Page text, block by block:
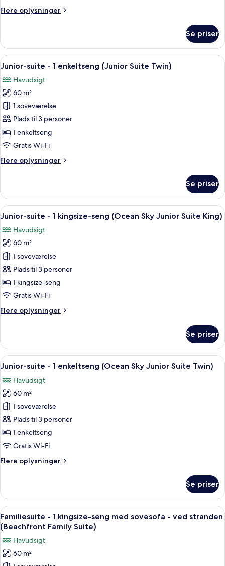
seng
King)
Flere oplysninger
Flere
suite
1
seng
(Junior
Suite
King)
Se priser
Indlæs
alle
billeder
af
Junior-
suite
-
1
(Junior
Junior-suite - 1 enkeltseng (Junior
9
Junior-suite - 1 enkeltseng (Junior Suite Twin)
Havudsigt
60 m²
1 soveværelse
Plads til 3 personer
1 enkeltseng
Gratis Wi-Fi
Flere oplysninger
Flere
suite
1
(Junior
Suite
Twin)
Se priser
Indlæs
alle
billeder
af
Junior-
suite
-
1
seng
Junior
Suite
King)
Et hotelværelse med en stor seng,
12
Junior-suite - 1 kingsize-seng (Ocean Sky Junior Suite King)
Havudsigt
60 m²
1 soveværelse
Plads til 3 personer
1 kingsize-seng
Gratis Wi-Fi
Flere oplysninger
Flere
suite
1
seng
(Ocean
Sky
Junior
Suite
King)
Se priser
Indlæs
alle
billeder
af
Junior-
suite
-
1
(Ocean
Suite
Twin)
Et hotelværelse med to senge, en
11
Junior-suite - 1 enkeltseng (Ocean Sky Junior Suite Twin)
Havudsigt
60 m²
1 soveværelse
Plads til 3 personer
1 enkeltseng
Gratis Wi-Fi
Flere oplysninger
Flere
suite
1
enkeltseng
(Ocean
Sky
Junior
Suite
Se priser
Indlæs
alle
billeder
af
Familiesuite
Et overdækket udendørs
8
Familiesuite - 1 kingsize-seng med sovesofa - ved stranden
(Beachfront Family Suite)
Havudsigt
60 m²